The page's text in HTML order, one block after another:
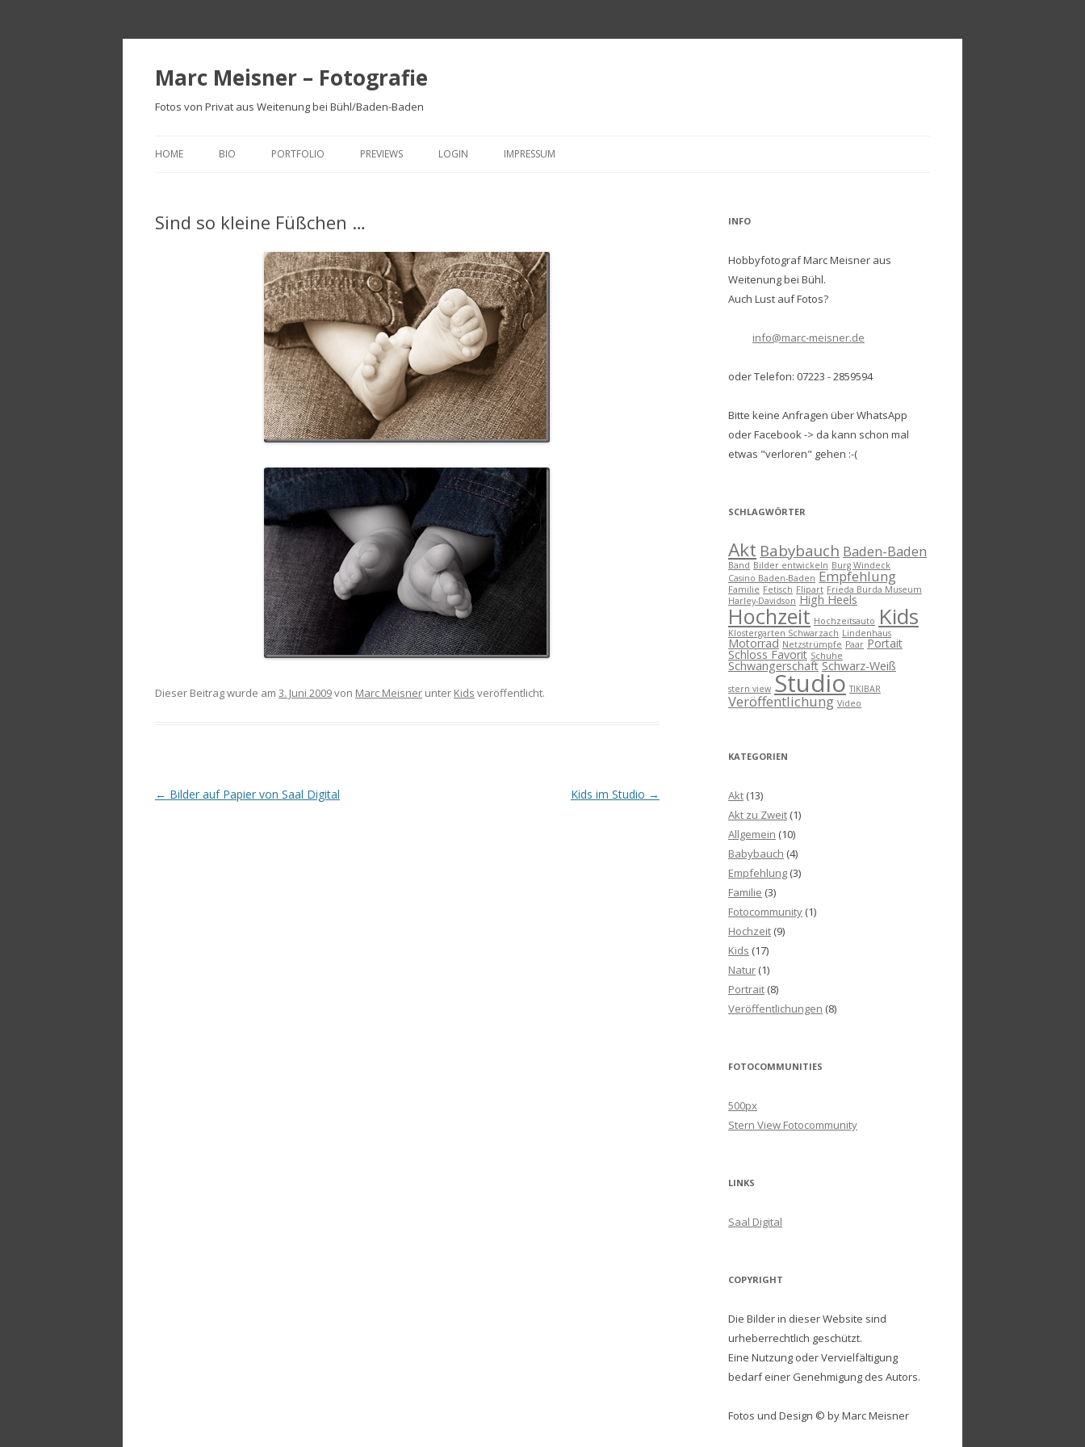
Marc Meisner – Fotografie
Fotos von Privat aus Weitenung bei Bühl/Baden-Baden
zum
HOME BIO PORTFOLIO PREVIEWS LOGIN IMPRESSUM
Sind so kleine Füßchen …
Dieser Beitrag wurde am 3. Juni 2009von Marc Meisner unter Kids veröffentlicht.
Beitrags-
← Bilder auf Papier von Saal Digital Kids im Studio →
INFO
Hobbyfotograf Marc Meisner aus
Weitenung bei Bühl.
Auch Lust auf Fotos?
info@marc-meisner.de
oder Telefon: 07223 - 2859594
Bitte keine Anfragen über WhatsApp
oder Facebook -> da kann schon mal
etwas "verloren" gehen :-(
SCHLAGWÖRTER
Akt Babybauch Baden-Baden
Band Bilder entwickeln Burg Windeck
Casino Baden-Baden Empfehlung
Familie Fetisch Flipart Frieda Burda Museum
Harley-Davidson High Heels
Hochzeit Hochzeitsauto Kids
Klostergarten Schwarzach Lindenhaus
Motorrad Netzstrümpfe Paar Portait
Schloss Favorit Schuhe
Schwangerschaft Schwarz-Weiß
stern view Studio TIKIBAR
Veröffentlichung Video
KATEGORIEN
Akt (13)
Akt zu Zweit (1)
Allgemein (10)
Babybauch (4)
Empfehlung (3)
Familie (3)
Fotocommunity (1)
Hochzeit (9)
Kids (17)
Natur (1)
Portrait (8)
Veröffentlichungen (8)
FOTOCOMMUNITIES
500px
Stern View Fotocommunity
LINKS
Saal Digital
COPYRIGHT
Die Bilder in dieser Website sind
urheberrechtlich geschützt.
Eine Nutzung oder Vervielfältigung
bedarf einer Genehmigung des Autors.
Fotos und Design © by Marc Meisner